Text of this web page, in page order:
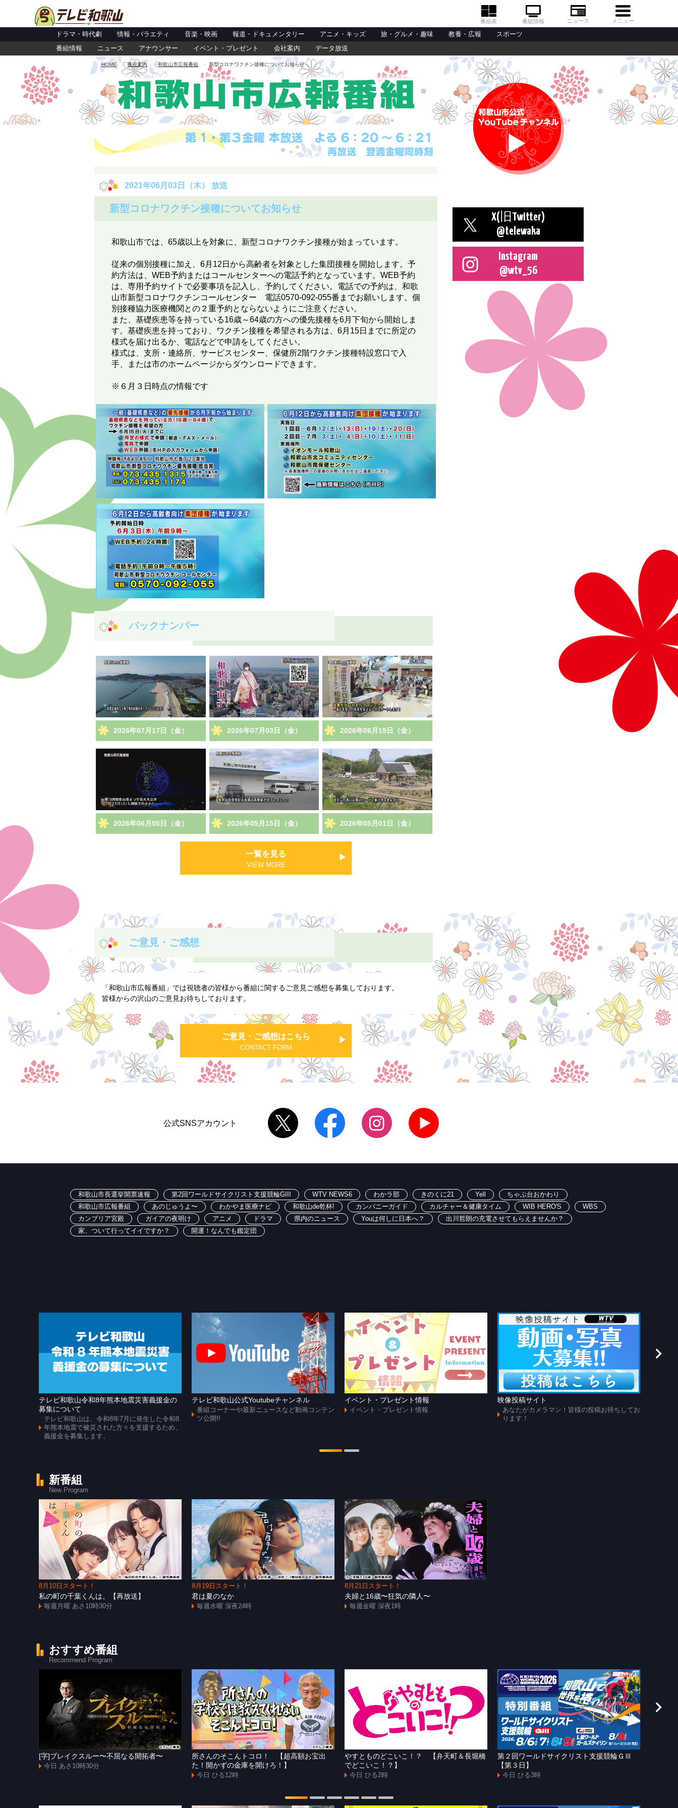
番組表 番組情報 ニュース メニュー
ドラマ・時代劇 情報・バラエティ 音楽・映画 報道・ドキュメンタリー アニメ・キッズ 旅・グルメ・趣味 教養・広報
スポーツ
番組情報
ニュース アナウンサー イベント・プレゼント 会社案内 データ放送
HOME 番組案内 和歌山市広報番組 新型コロナワクチン接種についてお知らせ
X(旧Twitter)
@telewaka
Instagram
@wtv_56
2021年06月03日（木） 放送
新型コロナワクチン接種についてお知らせ
和歌山市では、65歳以上を対象に、新型コロナワクチン接種が始まっています。
従来の個別接種に加え、6月12日から高齢者を対象とした集団接種を開始します。予
約方法は、WEB予約またはコールセンターへの電話予約となっています。WEB予約
は、専用予約サイトで必要事項を記入し、予約してください。電話での予約は、和歌
山市新型コロナワクチンコールセンター 電話0570-092-055番までお願いします。個
別接種協力医療機関との２重予約とならないようにご注意ください。
また、基礎疾患等を持っている16歳～64歳の方への優先接種を6月下旬から開始しま
す。基礎疾患を持っており、ワクチン接種を希望される方は、6月15日までに所定の
様式を届け出るか、電話などで申請をしてください。
様式は、支所・連絡所、サービスセンター、保健所2階ワクチン接種特設窓口で入
手、または市のホームページからダウンロードできます。
※６月３日時点の情報です
バックナンバー
2026年07月17日（金） 2026年07月03日（金） 2026年06月19日（金）
2026年06月05日（金） 2026年05月15日（金） 2026年05月01日（金）
一覧を見る
VIEW MORE
ご意見・ご感想
「和歌山市広報番組」では視聴者の皆様から番組に関するご意見ご感想を募集しております。
皆様からの沢山のご意見お待ちしております。
ご意見・ご感想はこちら
CONTACT FORM
公式SNSアカウント
和歌山市長選挙開票速報 第2回ワールドサイクリスト支援競輪GIII WTV NEWS6 わかラ部 きのくに21 Yell
ちゃぶ台おかわり
和歌山市広報番組
あのじゅうよ〜 わかやま医療ナビ 和歌山de乾杯! カンパニーガイド カルチャー＆健康タイム WIB HERO'S
WBS
カンブリア宮殿
ガイアの夜明け アニメ ドラマ 県内のニュース Youは何しに日本へ？
出川哲朗の充電させてもらえませんか？
家、ついて行ってイイですか？
開運！なんでも鑑定団
テレビ和歌山令和8年熊本地震災害義援金の
募集について
テレビ和歌山は、令和8年7月に発生した令和8
年熊本地震で被災された方々を支援するため、
義援金を募集します。
テレビ和歌山公式Youtubeチャンネル
番組コーナーや最新ニュースなど動画コンテン
ツ公開!!
イベント・プレゼント情報
イベント・プレゼント情報
映像投稿サイト
あなたがカメラマン！皆様の投稿お待ちしてお
ります！
新番組
New Program
8月10日スタート！
私の町の千葉くんは。【再放送】
毎週月曜 あさ10時30分
8月19日スタート！
君は夏のなか
毎週水曜 深夜24時
8月21日スタート！
夫婦と16歳〜狂気の隣人〜
毎週金曜 深夜1時
おすすめ番組
Recommend Program
[字]ブレイクスルー〜不屈なる開拓者〜
今日 あさ10時30分
所さんのそこんトコロ！ 【超高額お宝出
た！開かずの金庫を開けろ！】
今日 ひる12時
やすとものどこいこ！？ 【弁天町＆長堀橋
でどこいこ！？】
今日 ひる2時
第２回ワールドサイクリスト支援競輪ＧⅢ
【第３日】
今日 ひる3時